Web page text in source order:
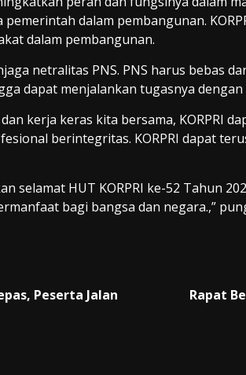
pemerintah dalam pembangunan.
dalam pembangunan.
netralitas PNS. PNS harus bebas
dapat menjalankan tugasnya dengan
kerja keras kita bersama, KORPRI
berintegritas. KORPRI dapat
selamat HUT KORPRI ke-52 Tahun
bagi bangsa dan negara.,”
Peserta Jalan
Rapat